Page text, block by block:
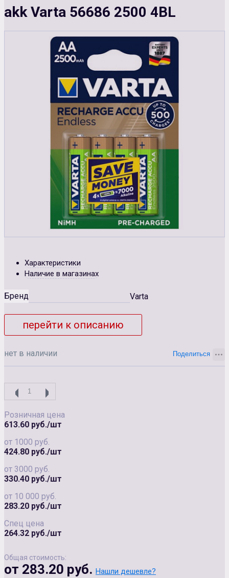
akk Varta 56686 2500 4BL
Характеристики
Наличие в магазинах
Бренд Varta
перейти к описанию
нет в наличии
Розничная цена
613.60 руб./шт
от 1000 руб.
424.80 руб./шт
от 3000 руб.
330.40 руб./шт
от 10 000 руб.
283.20 руб./шт
Спец цена
264.32 руб./шт
Общая стоимость:
от 283.20 руб. Нашли дешевле?